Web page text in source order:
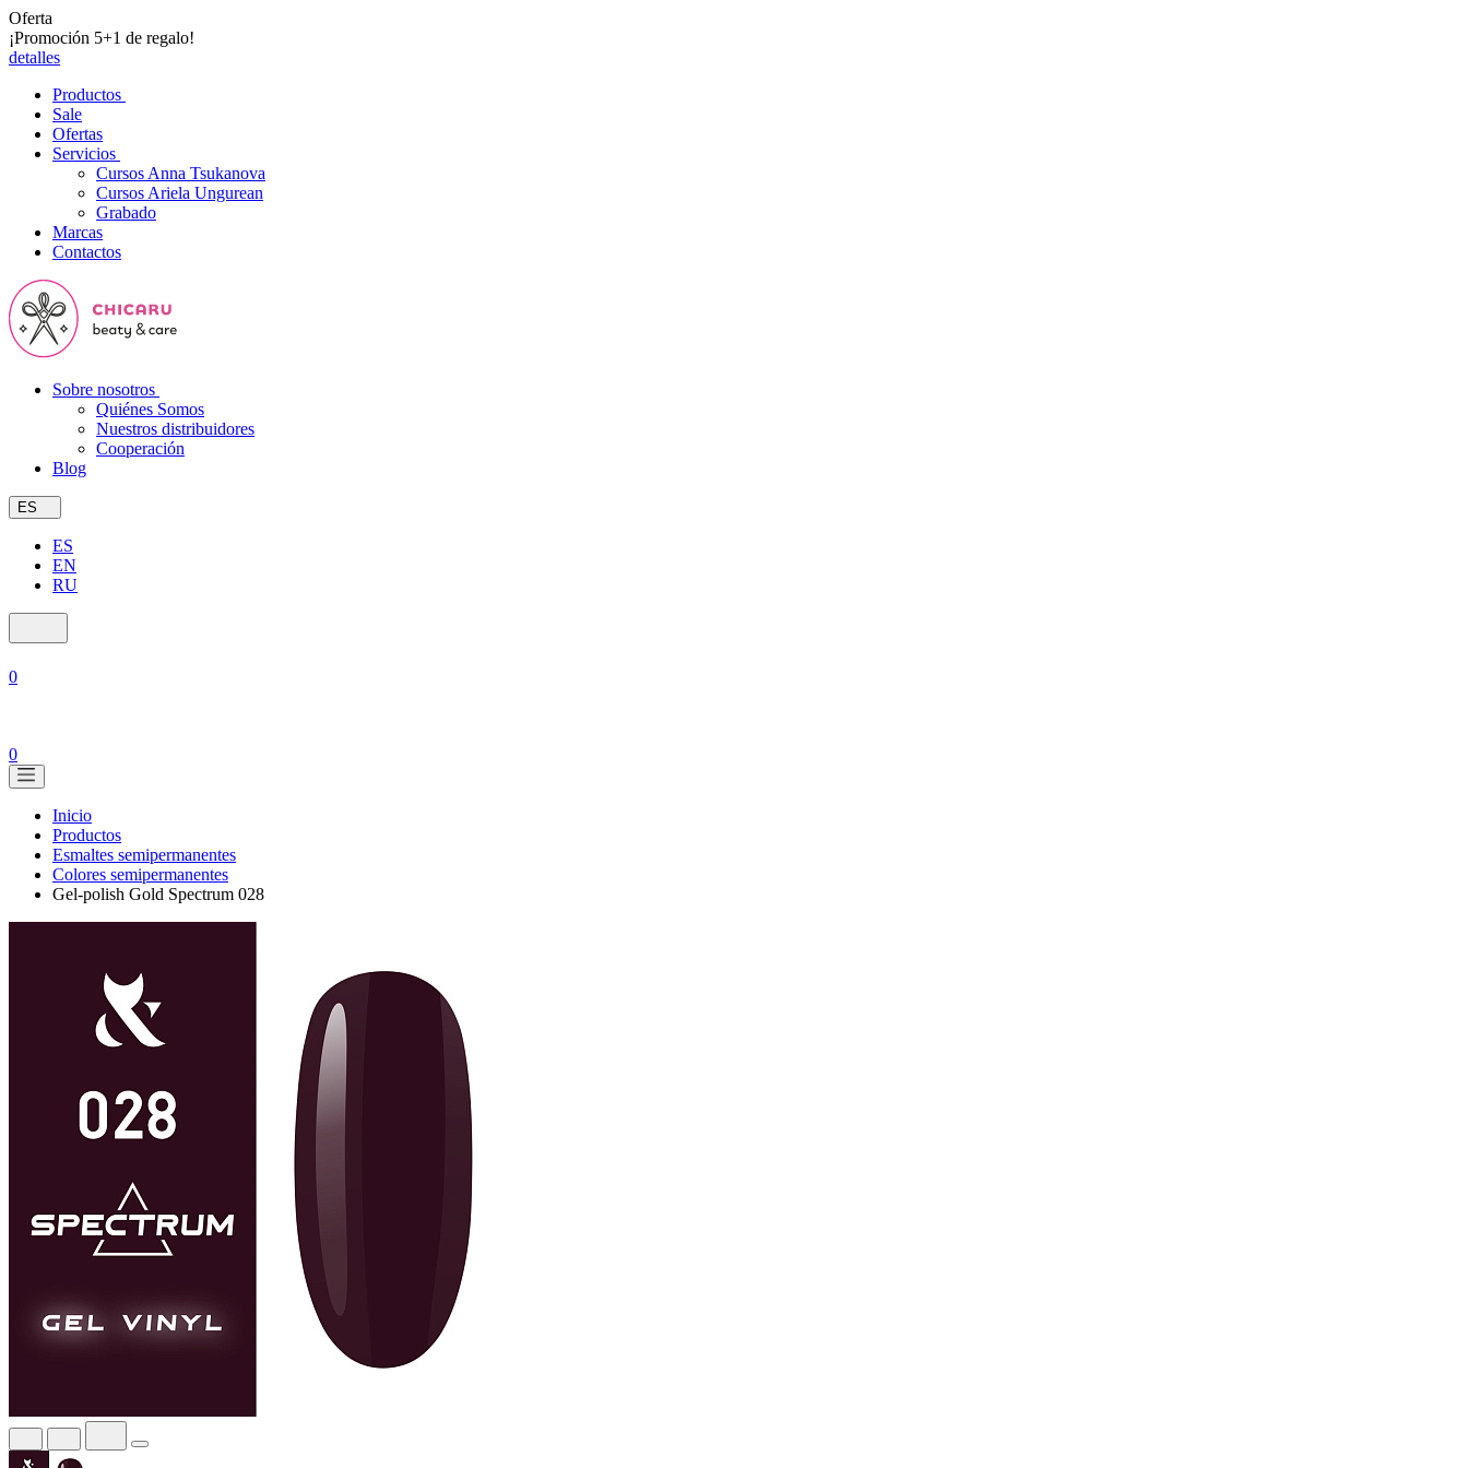
Oferta
¡Promoción 5+1 de regalo!
detalles
Productos
Sale
Ofertas
Servicios
Cursos Anna Tsukanova
Cursos Ariela Ungurean
Grabado
Marcas
Contactos
Sobre nosotros
Quiénes Somos
Nuestros distribuidores
Cooperación
Blog
ES
ES
EN
RU
0
0
Inicio
Productos
Esmaltes semipermanentes
Colores semipermanentes
Gel-polish Gold Spectrum 028